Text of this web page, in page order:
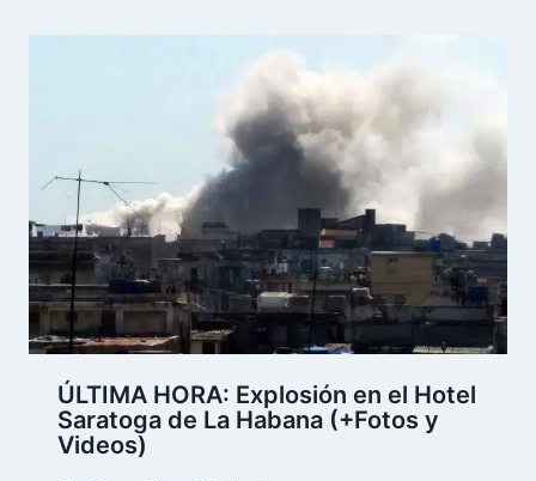
ÚLTIMA HORA: Explosión en el Hotel
Saratoga de La Habana (+Fotos y
Videos)